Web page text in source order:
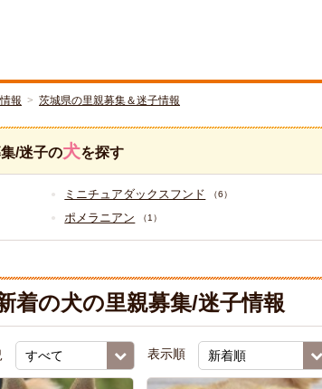
報 茨城県の里親募集＆迷子情報
/迷子の犬を探す
ミニチュアダックスフンド （6）
ポメラニアン （1）
着の犬の里親募集/迷子情報
表示順